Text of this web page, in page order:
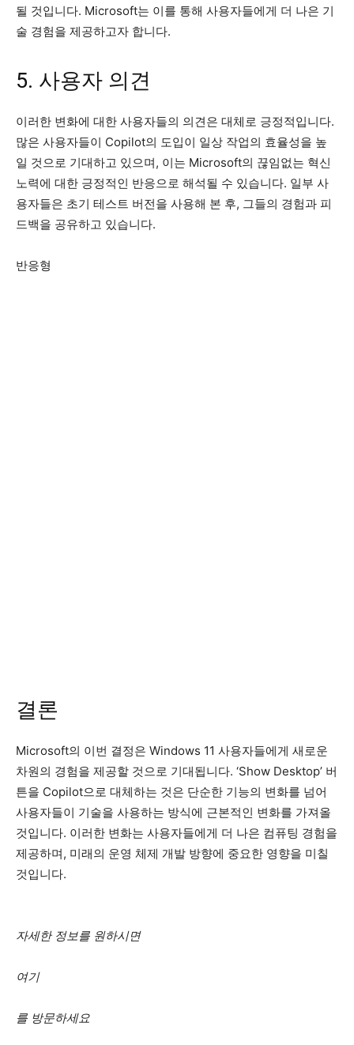
될 것입니다. Microsoft는 이를 통해 사용자들에게 더 나은 기
술 경험을 제공하고자 합니다.
5. 사용자 의견
이러한 변화에 대한 사용자들의 의견은 대체로 긍정적입니다.
많은 사용자들이 Copilot의 도입이 일상 작업의 효율성을 높
일 것으로 기대하고 있으며, 이는 Microsoft의 끊임없는 혁신
노력에 대한 긍정적인 반응으로 해석될 수 있습니다. 일부 사
용자들은 초기 테스트 버전을 사용해 본 후, 그들의 경험과 피
드백을 공유하고 있습니다.
반응형
결론
Microsoft의 이번 결정은 Windows 11 사용자들에게 새로운
차원의 경험을 제공할 것으로 기대됩니다. ‘Show Desktop’ 버
튼을 Copilot으로 대체하는 것은 단순한 기능의 변화를 넘어
사용자들이 기술을 사용하는 방식에 근본적인 변화를 가져올
것입니다. 이러한 변화는 사용자들에게 더 나은 컴퓨팅 경험을
제공하며, 미래의 운영 체제 개발 방향에 중요한 영향을 미칠
것입니다.
자세한 정보를 원하시면
여기
를 방문하세요